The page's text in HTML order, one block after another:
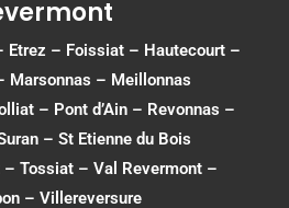
Etrez – Foissiat– Hautecourt–
Marsonnas – Meillonnas
– Pont d’Ain – Revonnas –
– St Etienne du Bois
– Tossiat– Val Revermont–
– Villereversure